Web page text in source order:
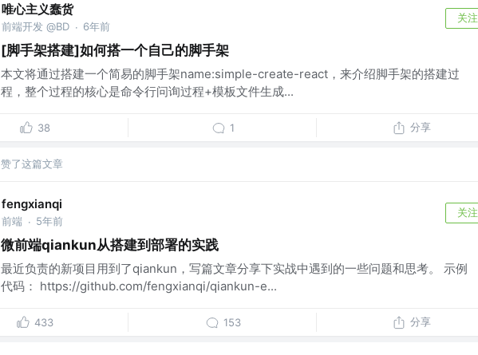
唯心主义蠢货
前端开发 @BD · 6年前
关注
[脚手架搭建]如何搭一个自己的脚手架
本文将通过搭建一个简易的脚手架name:simple-create-react，来介绍脚手架的搭建过
程，整个过程的核心是命令行问询过程+模板文件生成...
38 1 分享
赞了这篇文章
fengxianqi
前端 · 5年前
关注
微前端qiankun从搭建到部署的实践
最近负责的新项目用到了qiankun，写篇文章分享下实战中遇到的一些问题和思考。 示例
代码： https://github.com/fengxianqi/qiankun-e...
433 153 分享